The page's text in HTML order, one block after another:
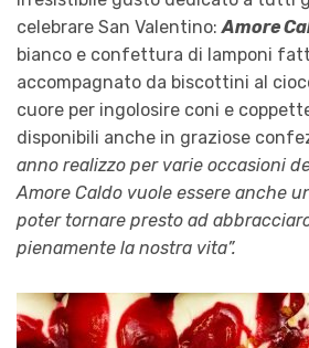
celebrare San Valentino:Amore
bianco e confettura di lamponi
accompagnato da biscottini al
cuore per ingolosire coni e
disponibili anche in graziose
anno realizzo per varie occasioni
Amore Caldo vuole essere anche
poter tornare presto ad
pienamente la nostra vita”.